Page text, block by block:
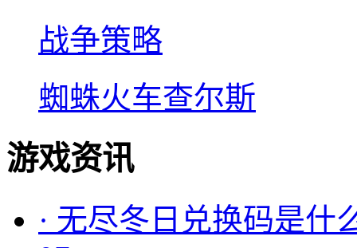
战争策略
蜘蛛火车查尔斯
游戏资讯
· 无尽冬日兑换码是什